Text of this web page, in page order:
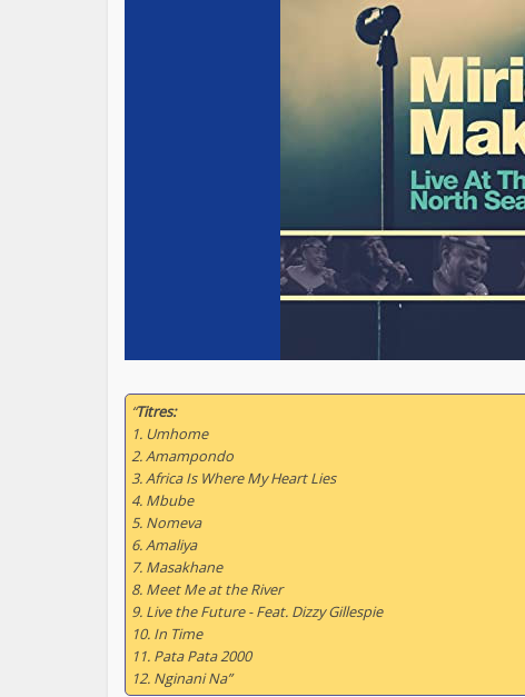
“Titres:
1. Umhome
2. Amampondo
3. Africa Is Where My Heart Lies
4. Mbube
5. Nomeva
6. Amaliya
7. Masakhane
8. Meet Me at the River
9. Live the Future - Feat. Dizzy Gillespie
10. In Time
11. Pata Pata 2000
12. Nginani Na”